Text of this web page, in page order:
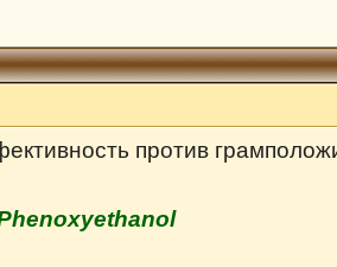
против